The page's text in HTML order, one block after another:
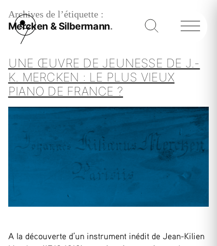
Archives de l’étiquette :
Mercken & Silbermann
UNE ŒUVRE DE JEUNESSE DE J.-
K. MERCKEN : LE PLUS VIEUX
PIANO DE FRANCE ?
A la découverte d’un instrument inédit de Jean-Kilien